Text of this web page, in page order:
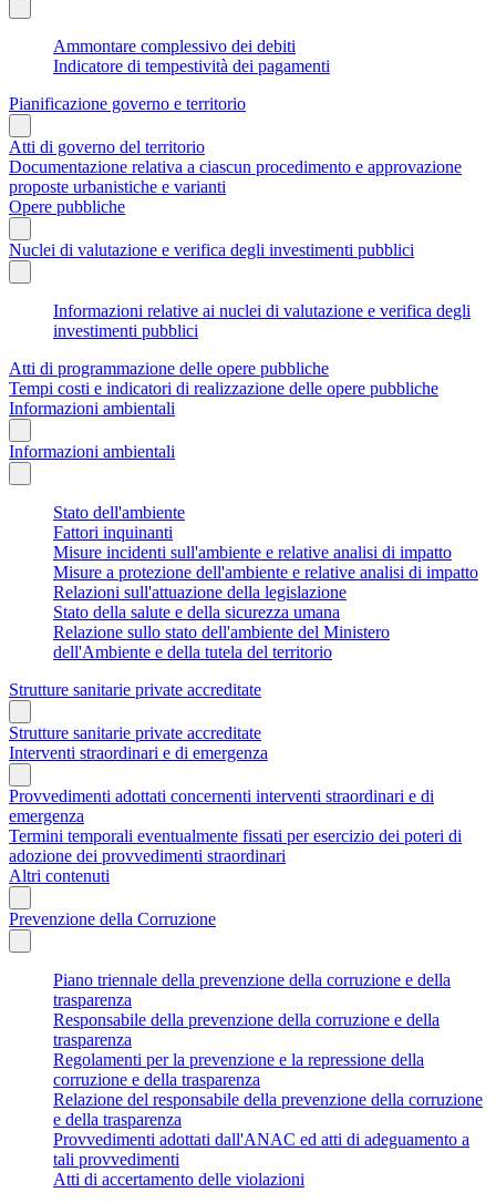
Ammontare complessivo dei debiti
Indicatore di tempestività dei pagamenti
Pianificazione governo e territorio
Atti di governo del territorio
Documentazione relativa a ciascun procedimento e approvazione
proposte urbanistiche e varianti
Opere pubbliche
Nuclei di valutazione e verifica degli investimenti pubblici
Informazioni relative ai nuclei di valutazione e verifica degli
investimenti pubblici
Atti di programmazione delle opere pubbliche
Tempi costi e indicatori di realizzazione delle opere pubbliche
Informazioni ambientali
Informazioni ambientali
Stato dell'ambiente
Fattori inquinanti
Misure incidenti sull'ambiente e relative analisi di impatto
Misure a protezione dell'ambiente e relative analisi di impatto
Relazioni sull'attuazione della legislazione
Stato della salute e della sicurezza umana
Relazione sullo stato dell'ambiente del Ministero
dell'Ambiente e della tutela del territorio
Strutture sanitarie private accreditate
Strutture sanitarie private accreditate
Interventi straordinari e di emergenza
Provvedimenti adottati concernenti interventi straordinari e di
emergenza
Termini temporali eventualmente fissati per esercizio dei poteri di
adozione dei provvedimenti straordinari
Altri contenuti
Prevenzione della Corruzione
Piano triennale della prevenzione della corruzione e della
trasparenza
Responsabile della prevenzione della corruzione e della
trasparenza
Regolamenti per la prevenzione e la repressione della
corruzione e della trasparenza
Relazione del responsabile della prevenzione della corruzione
e della trasparenza
Provvedimenti adottati dall'ANAC ed atti di adeguamento a
tali provvedimenti
Atti di accertamento delle violazioni